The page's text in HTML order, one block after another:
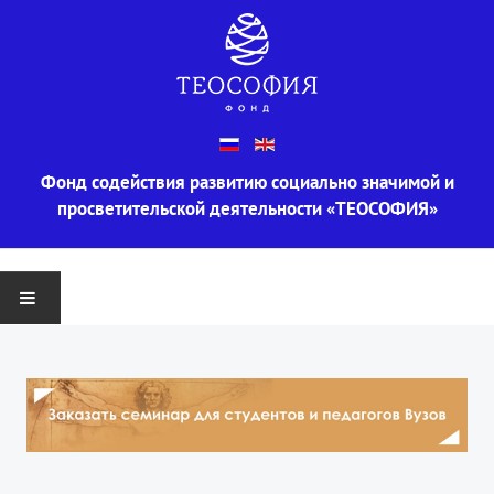
Фонд содействия развитию социально значимой и
просветительской деятельности «ТЕОСОФИЯ»
О ФОНДЕ
Информация